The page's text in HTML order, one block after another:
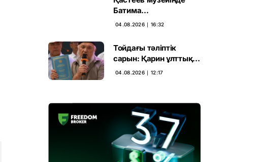
Батима
Заурбекованың
ашылады
04.08.2026 ∣ 16:32
Тойдағы тәліптік
сарын: Қарин ұлттық
болмысқа жат
04.08.2026 ∣ 12:17